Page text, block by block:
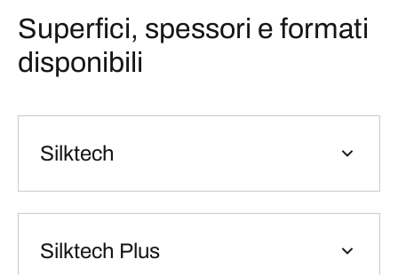
Superfici, spessori e formati
disponibili
Silktech
Silktech Plus